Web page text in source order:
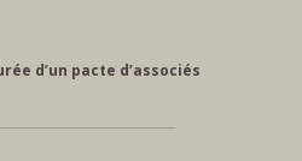
d’un pacte d’associés